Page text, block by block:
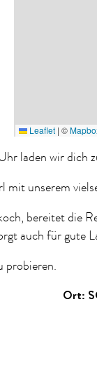
Leaflet | ©
laden wir dich
mit unserem
bereitet die
auch für gute
probieren.
Ort: